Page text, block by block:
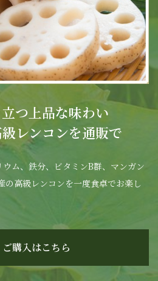
つ上品な味わい
レンコンを通販で
ム、鉄分、ビタミンB群、マンガン
の高級レンコンを一度食卓でお楽し
ご購入はこちら